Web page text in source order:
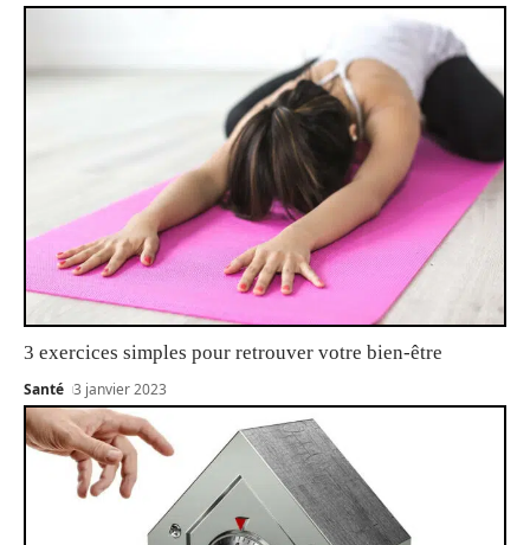
3 exercices simples pour retrouver votre bien-être
Santé 3 janvier 2023